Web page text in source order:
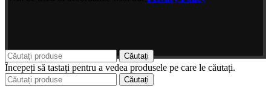
Căutați
Începeți să tastați pentru a vedea produsele pe care le căutați.
Căutați